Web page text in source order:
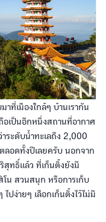
มืองใกล้ๆ บ้านเรากัน
อเป็นอีกหนึ่งสถานที่อากาศ
ระดับน้ำทะเลถึง 2,000
ลอดทั้งปีเลยครับ นอกจาก
สุทธิ์แล้ว ที่เก็นติ้งยังมี
โน สวนสนุก หรือการเก็บ
ปง่ายๆ เลือกเก็นติ้งไว้ไม่มี